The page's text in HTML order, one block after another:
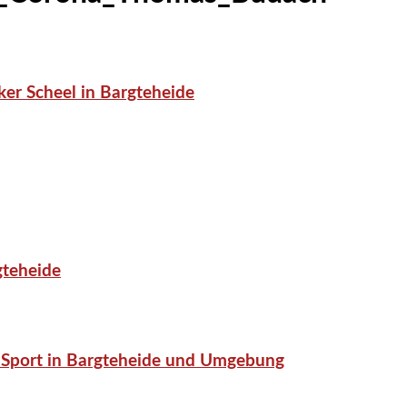
Scheel in Bargteheide
in Bargteheide und Umgebung